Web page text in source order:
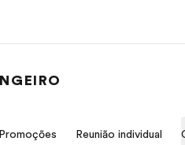
Saiba tudo que
Promoções Reunião individual